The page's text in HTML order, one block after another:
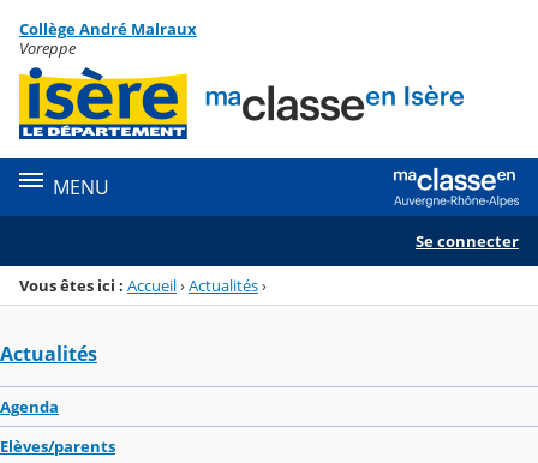
Menu de la rubrique
Contenu
Collège André Malraux
Voreppe
MENU
Se connecter
Vous êtes ici : Accueil›Actualités›
Actualités
Agenda
Elèves/parents